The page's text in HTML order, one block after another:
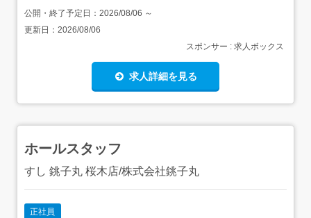
公開・終了予定日： 2026/08/06 ～
更新日： 2026/08/06
スポンサー : 求人ボックス
求人詳細を見る
ホールスタッフ
すし 銚子丸 桜木店/株式会社銚子丸
正社員